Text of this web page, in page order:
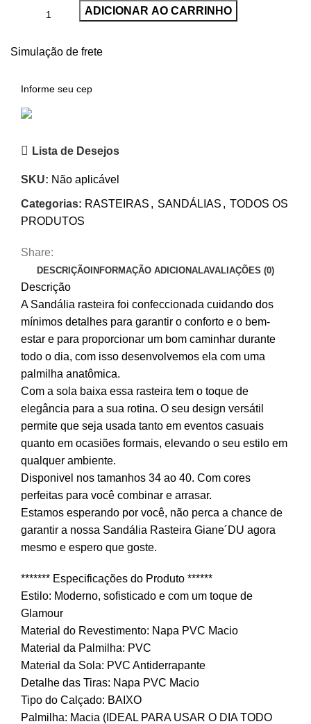
ADICIONAR AO CARRINHO
Simulação de frete
Lista de Desejos
SKU: Não aplicável
Categorias: RASTEIRAS , SANDÁLIAS , TODOS OS
PRODUTOS
Share:
DESCRIÇÃO INFORMAÇÃO ADICIONALAVALIAÇÕES (0)
Descrição
A Sandália rasteira foi confeccionada cuidando dos
mínimos detalhes para garantir o conforto e o bem-
estar e para proporcionar um bom caminhar durante
todo o dia, com isso desenvolvemos ela com uma
palmilha anatômica.
Com a sola baixa essa rasteira tem o toque de
elegância para a sua rotina. O seu design versátil
permite que seja usada tanto em eventos casuais
quanto em ocasiões formais, elevando o seu estilo em
qualquer ambiente.
Disponivel nos tamanhos 34 ao 40. Com cores
perfeitas para você combinar e arrasar.
Estamos esperando por você, não perca a chance de
garantir a nossa Sandália Rasteira Giane´DU agora
mesmo e espero que goste.
******* Especificações do Produto ******
Estilo: Moderno, sofisticado e com um toque de
Glamour
Material do Revestimento: Napa PVC Macio
Material da Palmilha: PVC
Material da Sola: PVC Antiderrapante
Detalhe das Tiras: Napa PVC Macio
Tipo do Calçado: BAIXO
Palmilha: Macia (IDEAL PARA USAR O DIA TODO